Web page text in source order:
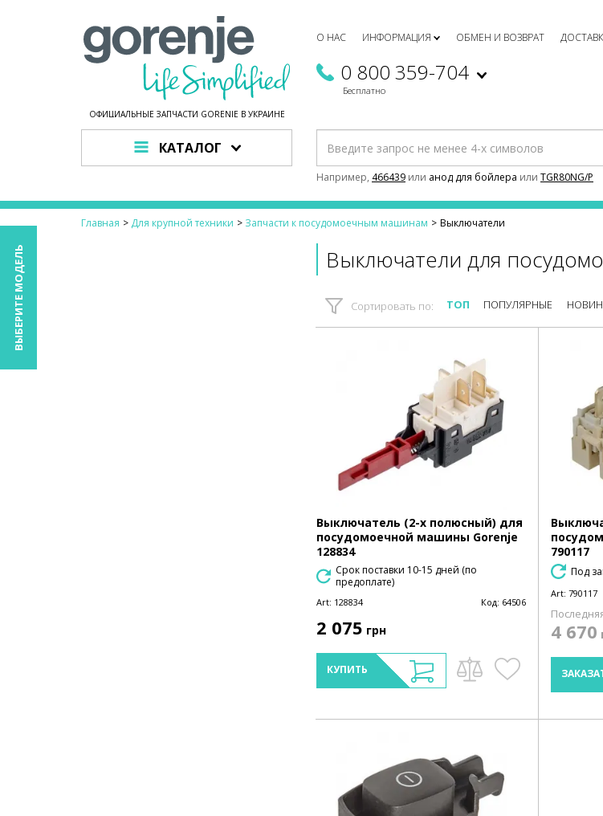
ОФИЦИАЛЬНЫЕ ЗАПЧАСТИ GORENJE В УКРАИНЕ
О НАС ИНФОРМАЦИЯ ОБМЕН И ВОЗВРАТ
0 800 359-704
Бесплатно
КАТАЛОГ
Например, 466439 или анод для бойлера или TGR80NG/P
Главная Для крупной техники Запчасти к посудомоечным машинам Выключатели
Выключатели для
Сортировать по: ТОП ПОПУЛЯРНЫЕ
Выключатель (2-х полюсный) для
посудомоечной машины Gorenje
128834
Срок поставки 10-15 дней (по
предоплате)
Art: 128834 Код: 64506
2 075 грн
КУПИТЬ
790117
Под
Art: 790117
4 670
ВЫБЕРИТЕ МОДЕЛЬ